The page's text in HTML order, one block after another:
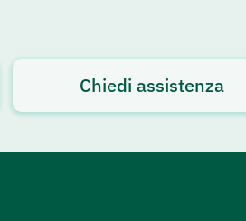
Chiedi assistenza